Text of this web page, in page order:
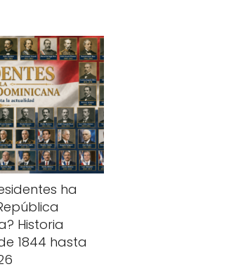
ha
Historia
1844 hasta